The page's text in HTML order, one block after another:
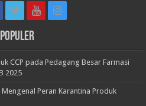
CCP pada Pedagang Besar Farmasi
2025
Peran Karantina Produk